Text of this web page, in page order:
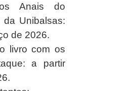
Anais do
Unibalsas:
de 2026.
livro com os
a partir